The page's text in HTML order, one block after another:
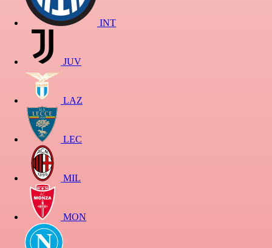
INT
JUV
LAZ
LEC
MIL
MON